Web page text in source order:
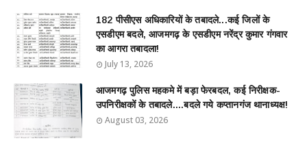
182 पीसीएस अधिकारियों के तबादले...कई जिलों के
एसडीएम बदले, आजमगढ़ के एसडीएम नरेंद्र कुमार गंगवार
का आगरा तबादला!
July 13, 2026
आजमगढ़ पुलिस महकमे में बड़ा फेरबदल, कई निरीक्षक-
उपनिरीक्षकों के तबादले....बदले गये कप्तानगंज थानाध्यक्ष!
August 03, 2026